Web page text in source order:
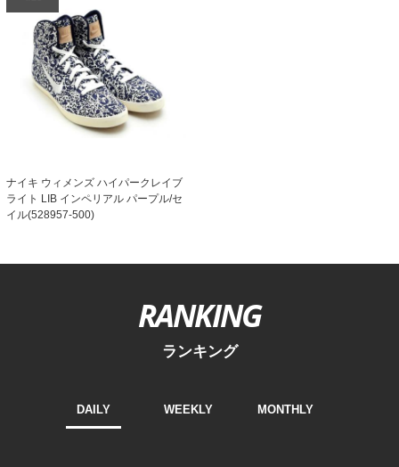
ナイキ ウィメンズ ハイパークレイブ
ライト LIB インペリアル パープル/セ
イル(528957-500)
RANKING
ランキング
DAILY WEEKLY MONTHLY